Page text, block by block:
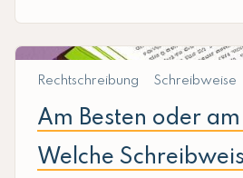
Rechtschreibung Schreibweise
Am Besten oder
Welche